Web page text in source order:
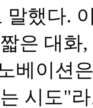
말했다.
은 대화
베이션
시도"